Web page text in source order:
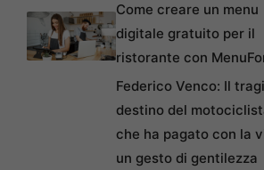
Come creare un menu
digitale gratuito per il
ristorante con
Federico Venco: Il
destino del
che ha pagato con la
un gesto di gentilezza